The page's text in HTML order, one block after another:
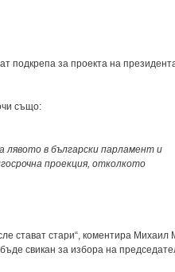
подкрепа за проекта на
също:
в български парламент и
проекция, отколкото
стават стари“, коментира Михаил
свикан за избора на